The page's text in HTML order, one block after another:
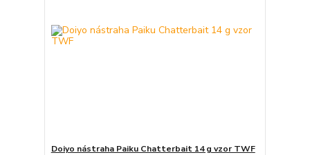
Doiyo nástraha Paiku Chatterbait 14 g vzor TWF